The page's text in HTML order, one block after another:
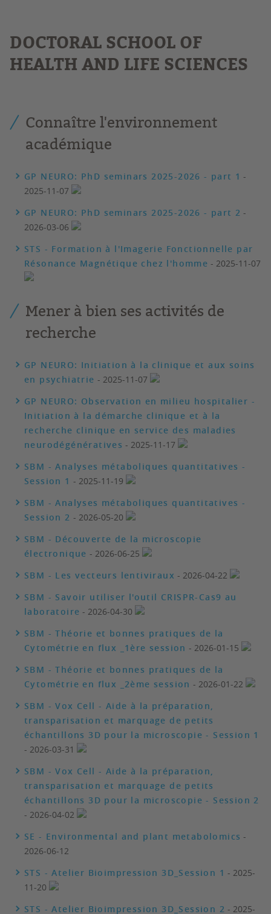
DOCTORAL SCHOOL OF
HEALTH AND LIFE SCIENCES
Connaître l'environnement
académique
GP NEURO: PhD seminars 2025-2026 - part 1 -
2025-11-07
GP NEURO: PhD seminars 2025-2026 - part 2 -
2026-03-06
STS - Formation à l'Imagerie Fonctionnelle par
Résonance Magnétique chez l'homme - 2025-11-07
Mener à bien ses activités de
recherche
GP NEURO: Initiation à la clinique et aux soins
en psychiatrie - 2025-11-07
GP NEURO: Observation en milieu hospitalier -
Initiation à la démarche clinique et à la
recherche clinique en service des maladies
neurodégénératives - 2025-11-17
SBM - Analyses métaboliques quantitatives -
Session 1 - 2025-11-19
SBM - Analyses métaboliques quantitatives -
Session 2 - 2026-05-20
SBM - Découverte de la microscopie
électronique - 2026-06-25
SBM - Les vecteurs lentiviraux - 2026-04-22
SBM - Savoir utiliser l'outil CRISPR-Cas9 au
laboratoire - 2026-04-30
SBM - Théorie et bonnes pratiques de la
Cytométrie en flux _1ère session - 2026-01-15
SBM - Théorie et bonnes pratiques de la
Cytométrie en flux _2ème session - 2026-01-22
SBM - Vox Cell - Aide à la préparation,
transparisation et marquage de petits
échantillons 3D pour la microscopie - Session 1
- 2026-03-31
SBM - Vox Cell - Aide à la préparation,
transparisation et marquage de petits
échantillons 3D pour la microscopie - Session 2
- 2026-04-02
SE - Environmental and plant metabolomics -
2026-06-12
STS - Atelier Bioimpression 3D_Session 1 - 2025-
11-20
STS - Atelier Bioimpression 3D_Session 2 - 2025-